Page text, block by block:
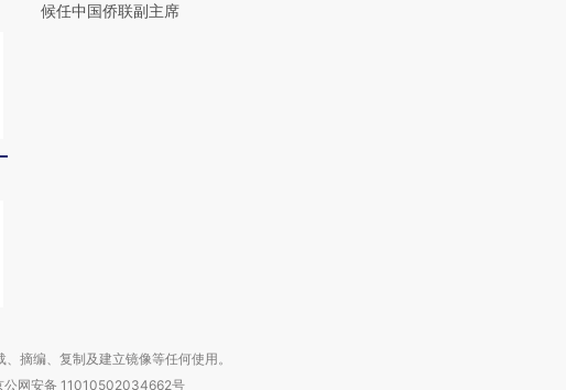
航飞行员跨国走私7万
推广】走进第四届链博
候任中国侨联副主席
摘编、复制及建立镜像等任何使用。
公网安备 11010502034662号